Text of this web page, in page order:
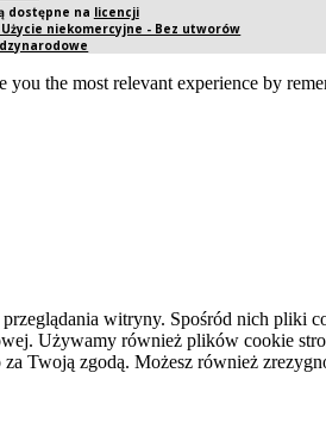
dostępne na licencji
niekomercyjne - Bez utworów
you the most relevant experience by
witryny. Spośród nich pliki
Używamy również plików cookie
Twoją zgodą. Możesz również